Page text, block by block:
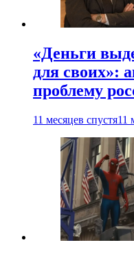
«Деньги
для своих»:
проблему
11 месяцев спустя11